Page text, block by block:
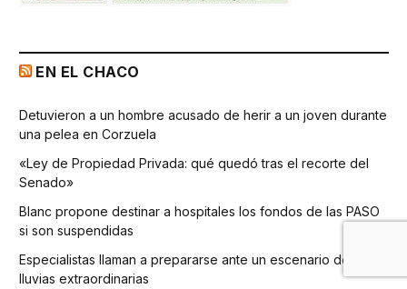
EN EL CHACO
Detuvieron a un hombre acusado de herir a un joven durante
una pelea en Corzuela
«Ley de Propiedad Privada: qué quedó tras el recorte del
Senado»
Blanc propone destinar a hospitales los fondos de las PASO
si son suspendidas
Especialistas llaman a prepararse ante un escenario de
lluvias extraordinarias